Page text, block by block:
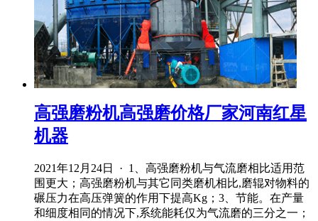
高强磨粉机高强磨价格厂家河南红星
机器
2021年12月24日 · 1、高强磨粉机与气流磨相比适用范
围更大；高强磨粉机与其它同类磨机相比,磨辊对物料的
碾压力在高压弹簧的作用下提高Kg；3、节能。在产量
和细度相同的情况下,系统能耗仅为气流磨的三分之一；